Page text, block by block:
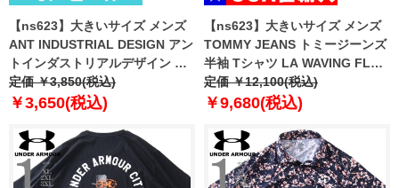
【ns623】大きいサイズ メンズ
ANT INDUSTRIAL DESIGN アン
トインダストリアルデザイン ホ
ログラムプリント 半袖 Tシャツ
吸水速乾 UVカット 春夏新作
定価 ￥3,850(税込)
￥3,650(税込)
【ns623】大きいサイズ メンズ
TOMMY JEANS トミージーンズ
半袖 Tシャツ LA WAVING FLAG
EXT USA直輸入 dm0dm22520
定価 ￥12,100(税込)
￥9,680(税込)